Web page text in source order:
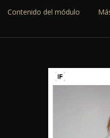
Contenido del módulo